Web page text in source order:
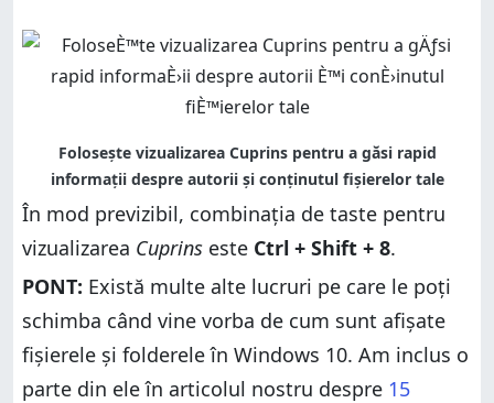
În mod previzibil, combinația de taste pentru
vizualizarea Cuprins este Ctrl + Shift + 8.
PONT: Există multe alte lucruri pe care le poți
schimba când vine vorba de cum sunt afișate
fișierele și folderele în Windows 10. Am inclus o
parte din ele în articolul nostru despre 15